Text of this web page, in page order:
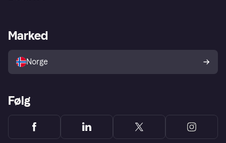
Utforsk butikker
Merchant portal
Marked
Norge
Følg